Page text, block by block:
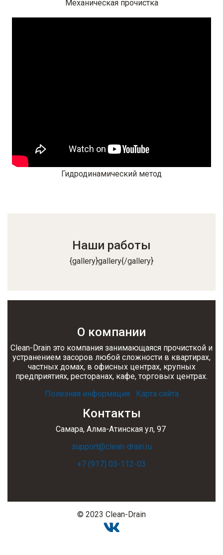
Механическая прочистка
Гидродинамический метод
Наши работы
{gallery}gallery{/gallery}
О компании
Clean-Drain это компания занимающаяся прочисткой и
устранением засоров любой сложности в квартирах,
частных домах, в офисных центрах, крупных
предприятиях, ресторанах, кафе, торговых центрах.
Полезная информация
Карта сайта
Контакты
Самара, Алма-Атинская ул, 97
support@clean-drain.ru
+7 (917) 03-112-03
© 2023 Clean-Drain